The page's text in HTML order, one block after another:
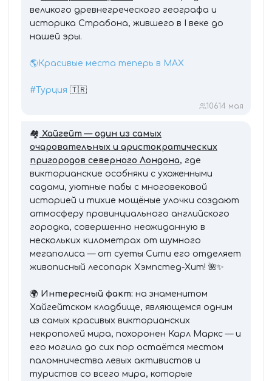
великого древнегреческого географа и
историка Страбона, жившего в I веке до
нашей эры.
🌎Красивые места теперь в MAX
#Турция 🇹🇷
10614 мая
🏘 Хайгейт — один из самых
очаровательных и аристократических
пригородов северного Лондона, где
викторианские особняки с ухоженными
садами, уютные пабы с многовековой
историей и тихие мощёные улочки создают
атмосферу провинциального английского
городка, совершенно неожиданную в
нескольких километрах от шумного
мегаполиса — от суеты Сити его отделяет
живописный лесопарк Хэмпстед-Хит! 🌺✨
🌍 Интересный факт: на знаменитом
Хайгейтском кладбище, являющемся одним
из самых красивых викторианских
некрополей мира, похоронен Карл Маркс — и
его могила до сих пор остаётся местом
паломничества левых активистов и
туристов со всего мира, которые